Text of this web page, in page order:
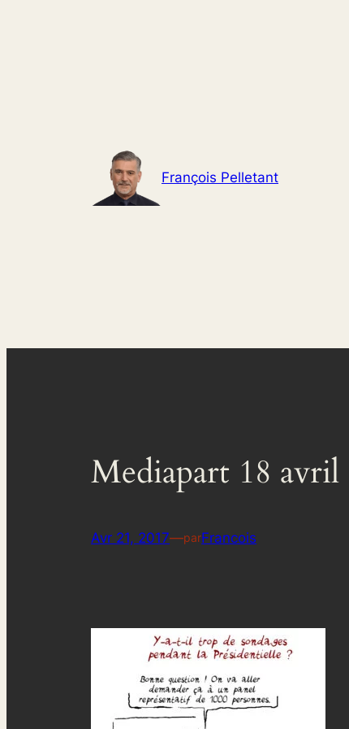
François Pelletant
Mediapart 18 avril
Avr 21, 2017—parFrancois